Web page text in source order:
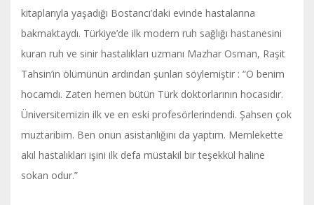
kitaplarıyla yaşadığı Bostancı’daki evinde hastalarına
bakmaktaydı. Türkiye’de ilk modern ruh sağlığı hastanesini
kuran ruh ve sinir hastalıkları uzmanı Mazhar Osman, Raşit
Tahsin’in ölümünün ardından şunları söylemiştir : “O benim
hocamdı. Zaten hemen bütün Türk doktorlarının hocasıdır.
Üniversitemizin ilk ve en eski profesörlerindendi. Şahsen çok
muztaribim. Ben onun asistanlığını da yaptım. Memlekette
akıl hastalıkları işini ilk defa müstakil bir teşekkül haline
sokan odur.”